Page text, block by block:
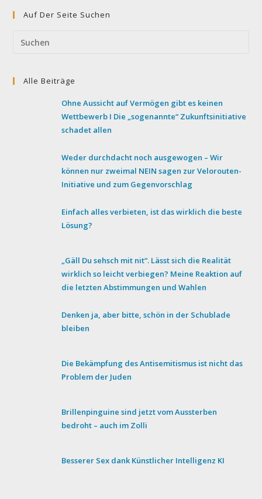
Auf Der Seite Suchen
Alle Beiträge
Ohne Aussicht auf Vermögen gibt es keinen
Wettbewerb I Die „sogenannte“ Zukunftsinitiative
schadet allen
Weder durchdacht noch ausgewogen – Wir
können nur zweimal NEIN sagen zur Velorouten-
Initiative und zum Gegenvorschlag
Einfach alles verbieten, ist das wirklich die beste
Lösung?
„Gäll Du sehsch mit nit“. Lässt sich die Realität
wirklich so leicht verbiegen? Meine Reaktion auf
die letzten Abstimmungen und Wahlen
Denken ja, aber bitte, schön in der Schublade
bleiben
Die Bekämpfung des Antisemitismus ist nicht das
Problem der Juden
Brillenpinguine sind jetzt vom Aussterben
bedroht – auch im Zolli
Besserer Sex dank Künstlicher Intelligenz KI